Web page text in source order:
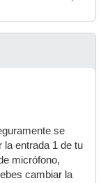
se
la entrada 1 de tu
micrófono,
cambiar la